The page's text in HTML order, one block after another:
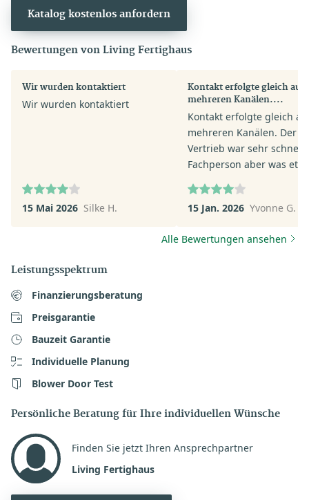
Katalog kostenlos anfordern
Bewertungen von Living Fertighaus
Wir wurden kontaktiert
Wir wurden kontaktiert
15 Mai 2026 Silke H.
Kontakt erfolgte gleich auf
mehreren Kanälen....
Kontakt erfolgte gleich
mehreren Kanälen. Der
Vertrieb war sehr schnell.
Fachperson aber was
verhalten in ihrer
Wir werden
keinen Termin machen -
Sinn.
15 Jan. 2026 Yvonne G.
Alle Bewertungen ansehen
Leistungsspektrum
Finanzierungsberatung
Preisgarantie
Bauzeit Garantie
Individuelle Planung
Blower Door Test
Persönliche Beratung für Ihre individuellen Wünsche
Finden Sie jetzt Ihren Ansprechpartner
Living Fertighaus